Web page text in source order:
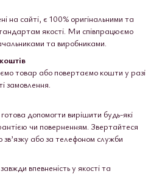
на сайті, є 100% оригінальними та
якості. Ми співпрацюємо
та виробниками.
товар або повертаємо кошти у разі
замовлення.
допомогти вирішити будь-які
чи поверненням. Звертайтеся
або за телефоном служби
впевненість у якості та